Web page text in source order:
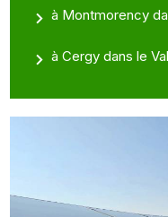
à Montmorency
à Cergy dans le